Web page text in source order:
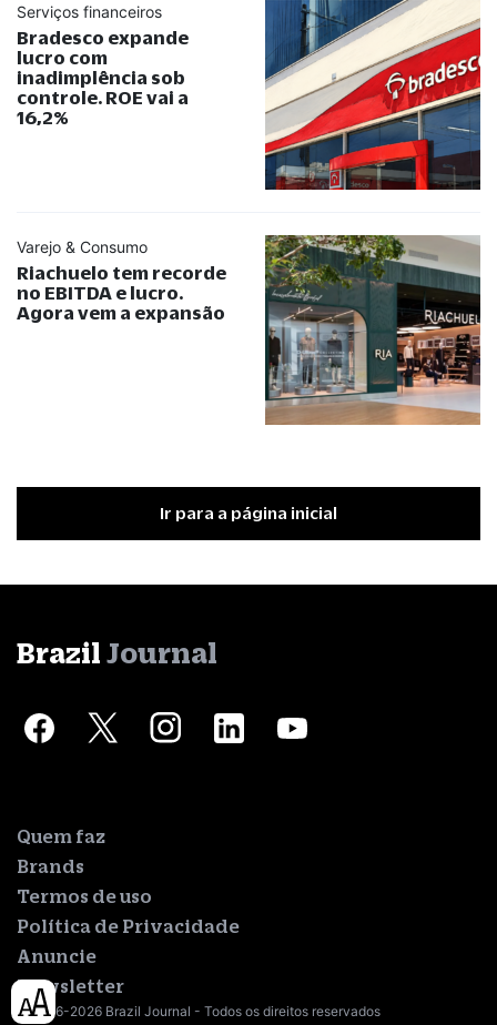
Serviços financeiros
Bradesco expande
lucro com
inadimplência sob
controle. ROE vai a
16,2%
Varejo & Consumo
Riachuelo tem recorde
no EBITDA e lucro.
Agora vem a expansão
Ir para a página inicial
Brazil Journal
Quem faz
Brands
Termos de uso
Política de Privacidade
Anuncie
Newsletter
© 2016-2026 Brazil Journal - Todos os direitos reservados